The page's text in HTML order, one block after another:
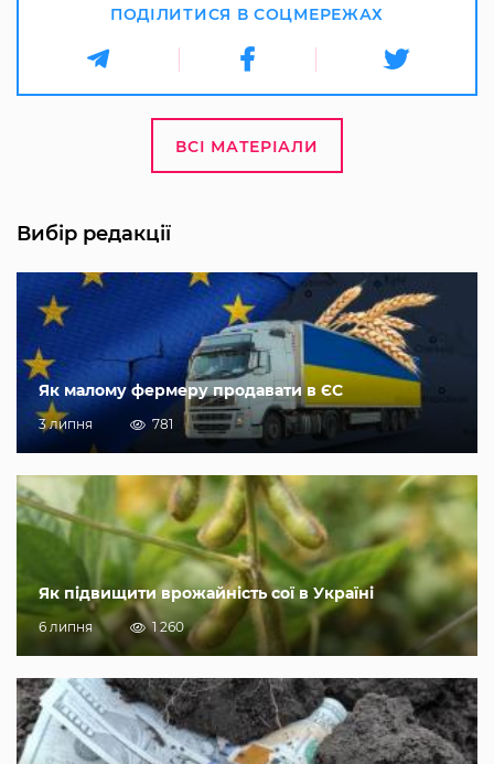
ПОДІЛИТИСЯ В СОЦМЕРЕЖАХ
ВСІ МАТЕРІАЛИ
Вибір редакції
Як малому фермеру продавати в ЄС
3 липня 781
Як підвищити врожайність сої в Україні
6 липня 1 260